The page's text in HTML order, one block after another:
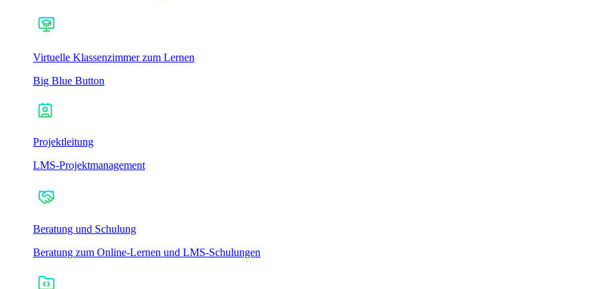
Virtuelle Klassenzimmer zum Lernen
Big Blue Button
Projektleitung
LMS-Projektmanagement
Beratung und Schulung
Beratung zum Online-Lernen und LMS-Schulungen